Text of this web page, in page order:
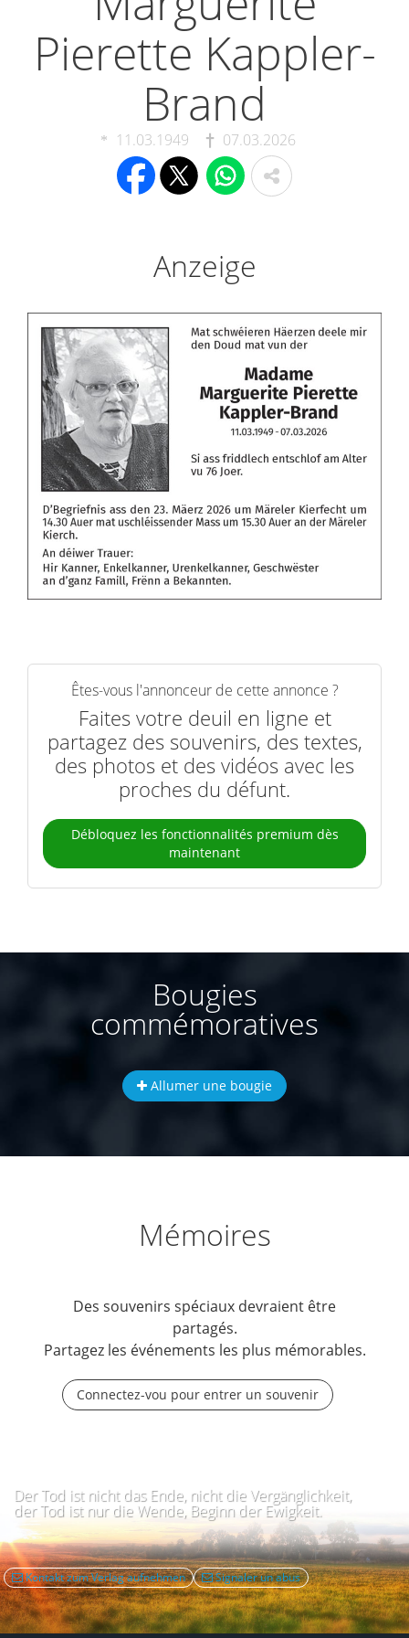
Pierette Kappler-
Brand
11.03.1949 07.03.2026
Anzeige
Êtes-vous l'annonceur de cette annonce ?
Faites votre deuil en ligne et
partagez des souvenirs, des textes,
des photos et des vidéos avec les
proches du défunt.
Débloquez les fonctionnalités premium dès
maintenant
Bougies
commémoratives
Allumer une bougie
Mémoires
Des souvenirs spéciaux devraient être
partagés.
Partagez les événements les plus mémorables.
Connectez-vou pour entrer un souvenir
Der Tod ist nicht das Ende, nicht die Vergänglichkeit,
der Tod ist nur die Wende, Beginn der Ewigkeit.
Kontakt zum Verlag aufnehmen Signaler un abus